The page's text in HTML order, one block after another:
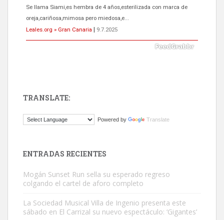
Se llama Siami,es hembra de 4 años,esterilizada con marca de
oreja,cariñosa,mimosa pero miedosa,e...
Leales.org » Gran Canaria
9.7.2025
El ayuntamiento se va a llevar a Los Gatos callejeros de la zona los
TRANSLATE:
Powered by Translate
ENTRADAS RECIENTES
Mogán Sunset Run sella su esperado regreso
colgando el cartel de aforo completo
La Sociedad Musical Villa de Ingenio presenta este
sábado en El Carrizal su nuevo espectáculo: ‘Gigantes’